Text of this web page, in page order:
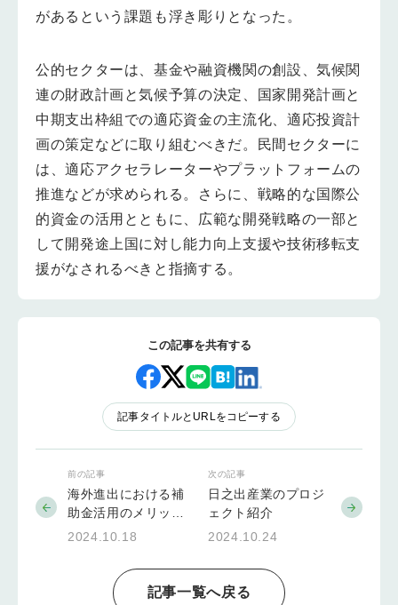
があるという課題も浮き彫りとなった。
公的セクターは、基金や融資機関の創設、気候関
連の財政計画と気候予算の決定、国家開発計画と
中期支出枠組での適応資金の主流化、適応投資計
画の策定などに取り組むべきだ。民間セクターに
は、適応アクセラレーターやプラットフォームの
推進などが求められる。さらに、戦略的な国際公
的資金の活用とともに、広範な開発戦略の一部と
して開発途上国に対し能力向上支援や技術移転支
援がなされるべきと指摘する。
この記事を共有する
記事タイトルとURLをコピーする
前の記事
海外進出における補
助金活用のメリッ
ト・デメリット
2024.10.18
記事一覧へ戻る
次の記事
日之出産業のプロジ
ェクト紹介
2024.10.24